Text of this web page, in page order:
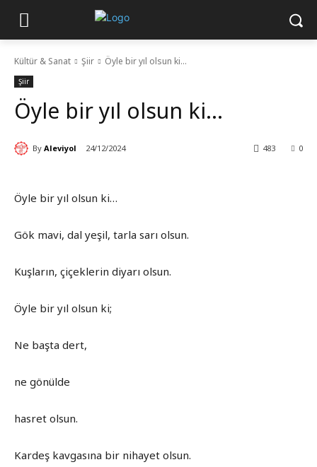
Kültür & Sanat Şiir Öyle bir yıl olsun ki…
Şiir
Öyle bir yıl olsun ki…
By Aleviyol 24/12/2024 0
483
Öyle bir yıl olsun ki…
Gök mavi, dal yeşil, tarla sarı olsun.
Kuşların, çiçeklerin diyarı olsun.
Öyle bir yıl olsun ki;
Ne başta dert,
ne gönülde
hasret olsun.
Kardeş kavgasına bir nihayet olsun.